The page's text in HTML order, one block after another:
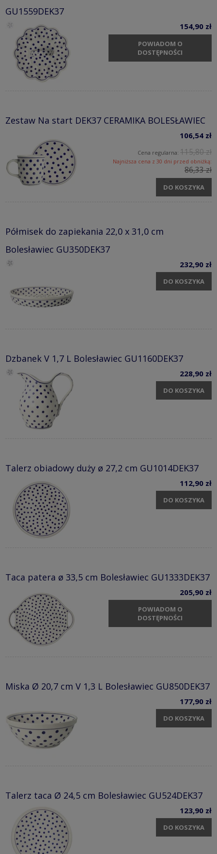
GU1559DEK37
154,90 zł
POWIADOM O
DOSTĘPNOŚCI
Zestaw Na start DEK37 CERAMIKA BOLESŁAWIEC
106,54 zł
Cena regularna: 115,80 zł
Najniższa cena z 30 dni przed obniżką:
86,33 zł
DO KOSZYKA
Półmisek do zapiekania 22,0 x 31,0 cm
Bolesławiec GU350DEK37
232,90 zł
DO KOSZYKA
Dzbanek V 1,7 L Bolesławiec GU1160DEK37
228,90 zł
DO KOSZYKA
Talerz obiadowy duży ø 27,2 cm GU1014DEK37
112,90 zł
DO KOSZYKA
Taca patera ø 33,5 cm Bolesławiec GU1333DEK37
205,90 zł
POWIADOM O
DOSTĘPNOŚCI
Miska Ø 20,7 cm V 1,3 L Bolesławiec GU850DEK37
177,90 zł
DO KOSZYKA
Talerz taca Ø 24,5 cm Bolesławiec GU524DEK37
123,90 zł
DO KOSZYKA